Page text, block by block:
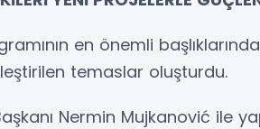
en önemli
temaslar oluşturdu.
Nermin Mujkanović ile